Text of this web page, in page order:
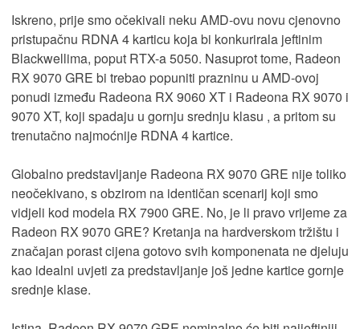
Iskreno, prije smo očekivali neku AMD-ovu novu cjenovno
pristupačnu RDNA 4 karticu koja bi konkurirala jeftinim
Blackwellima, poput RTX-a 5050. Nasuprot tome, Radeon
RX 9070 GRE bi trebao popuniti prazninu u AMD-ovoj
ponudi između Radeona RX 9060 XT i Radeona RX 9070 i
9070 XT, koji spadaju u gornju srednju klasu , a pritom su
trenutačno najmoćnije RDNA 4 kartice.
Globalno predstavljanje Radeona RX 9070 GRE nije toliko
neočekivano, s obzirom na identičan scenarij koji smo
vidjeli kod modela RX 7900 GRE. No, je li pravo vrijeme za
Radeon RX 9070 GRE? Kretanja na hardverskom tržištu i
značajan porast cijena gotovo svih komponenata ne djeluju
kao idealni uvjeti za predstavljanje još jedne kartice gornje
srednje klase.